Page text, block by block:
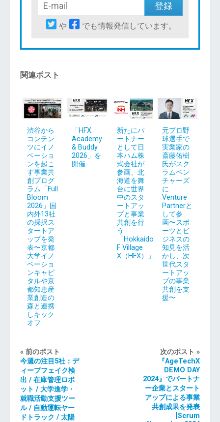
や でも情報発信しています。
関連ポスト
渋谷から
コンテン
ツにイノ
ベーショ
ンを起こ
す事業共
創プログ
ラム「Full
Bloom
2026」国
内外13社
の採択ス
タートア
ップを発
表〜京都
大学イノ
ベーショ
ンキャピ
タルや京
都知恵産
業創造の
森と連携
しキック
オフ
「HFX
Academy
& Buddy
2026」を
開催
新たにパ
ートナー
として日
本ハム株
式会社が
参画、北
海道を舞
台に世界
中のスタ
ートアッ
プと事業
共創を行
う
「Hokkaido
F Village
X（HFX）」
元プロ野
球選手で
実業家の
斎藤佑樹
氏がスク
ラムベン
チャーズ
に
Venture
Partnerと
して参
画〜スポ
ーツとビ
ジネスの
知見を活
かし、次
世代スタ
ートアッ
プの事業
共創を支
援〜
« 前のポスト
今週の注目5社：デ
ィープフェイク検
出 / 在庫管理ロボ
ット / 大学進学・
就職活動支援ツー
ル / 自動運転ヤー
ドトラック / 太陽
次のポスト »
『AgeTechX
DEMO DAY
2024』でパートナ
ー企業とスタート
アップによる事業
共創成果を発表
[Scrum